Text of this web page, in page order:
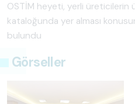
OSTİM heyeti, yerli üreticilerin
kataloğunda yer alması
bulundu
Görseller